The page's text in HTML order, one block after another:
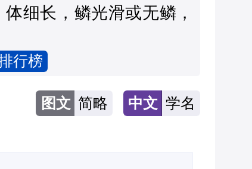
细长，鳞光滑或无鳞，
行榜
中文 学名
图文 简略